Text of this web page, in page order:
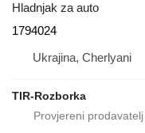
Hladnjak za auto
1794024
Ukrajina, Cherlyani
TIR-Rozborka